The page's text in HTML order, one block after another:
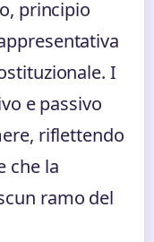
principio
I
e passivo
riflettendo
che la
ramo del